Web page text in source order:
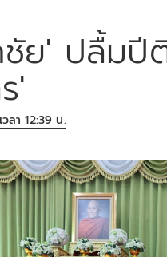
ย' ปลื้มปี
'
ลา 12:39 น.